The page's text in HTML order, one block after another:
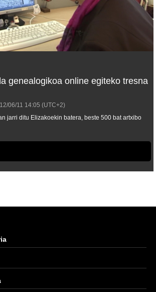
genealogikoa online egiteko tresna
06/11 14:05 (UTC+2)
jarri ditu Elizakoekin batera, beste 500 bat artxibo